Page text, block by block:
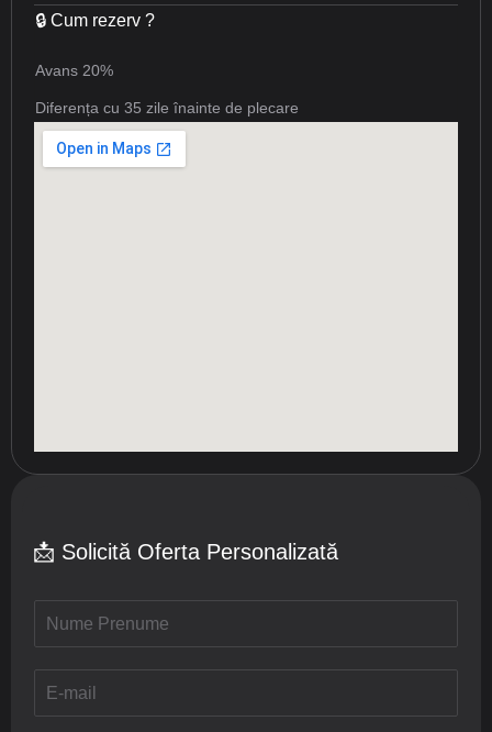
🔒 Cum rezerv ?
Avans 20%
Diferența cu 35 zile înainte de plecare
📩 Solicită Oferta Personalizată
m
e
P
m